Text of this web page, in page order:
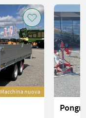
Macchina nuova